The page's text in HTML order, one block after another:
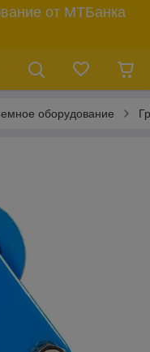
от МТБанка
оборудование